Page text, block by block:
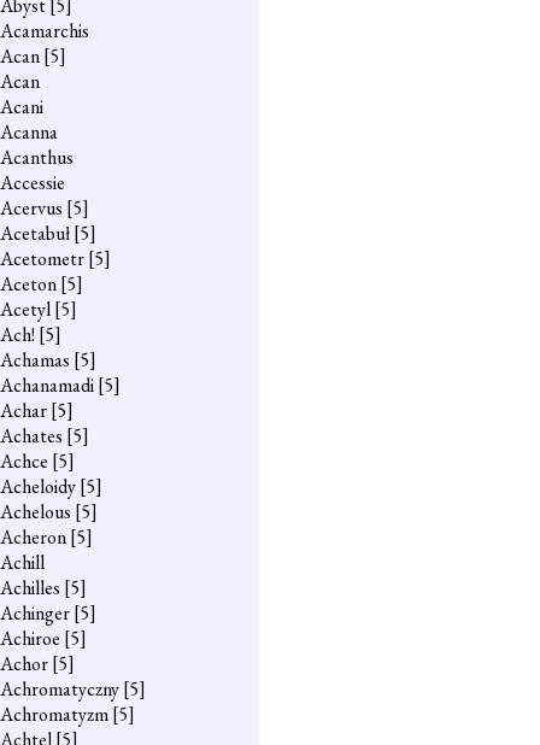
Abyst[5]
Acamarchis
Acan[5]
Acan
Acani
Acanna
Acanthus
Accessie
Acervus [5]
Acetabuł[5]
Acetometr[5]
Aceton[5]
Acetyl[5]
Ach! [5]
Achamas [5]
Achanamadi[5]
Achar[5]
Achates [5]
Achce [5]
Acheloidy[5]
Achelous [5]
Acheron[5]
Achill
Achilles [5]
Achinger[5]
Achiroe [5]
Achor[5]
Achromatyczny[5]
Achromatyzm[5]
Achtel[5]